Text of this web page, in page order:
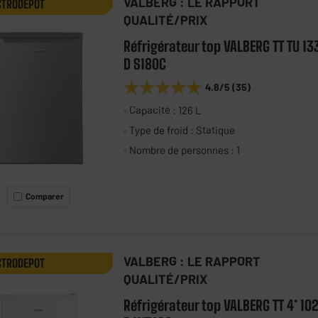
Comparer
QUALITÉ/PRIX
Réfrigérateur top VALBERG TT TU
D S180C
★★★★★
★★★★★ 4.8/5 (35)
Capacité : 126 L
Type de froid : Statique
Nombre de personnes : 1
VALBERG : LE RAPPORT
QUALITÉ/PRIX
Réfrigérateur top VALBERG TT 4* 102